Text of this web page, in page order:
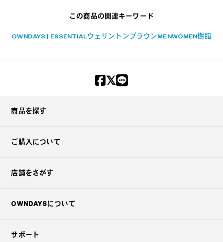
この商品の関連キーワード
OWNDAYS | ESSENTIALウェリントンブラウンMENWOMEN樹脂
商品を探す
ご購入について
店舗をさがす
OWNDAYSについて
サポート